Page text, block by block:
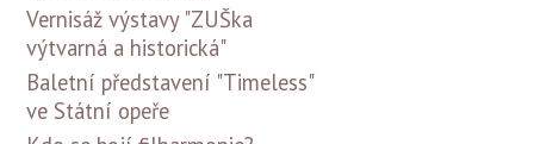
Vernisáž výstavy "ZUŠka
výtvarná a historická"
Baletní představení "Timeless"
ve Státní opeře